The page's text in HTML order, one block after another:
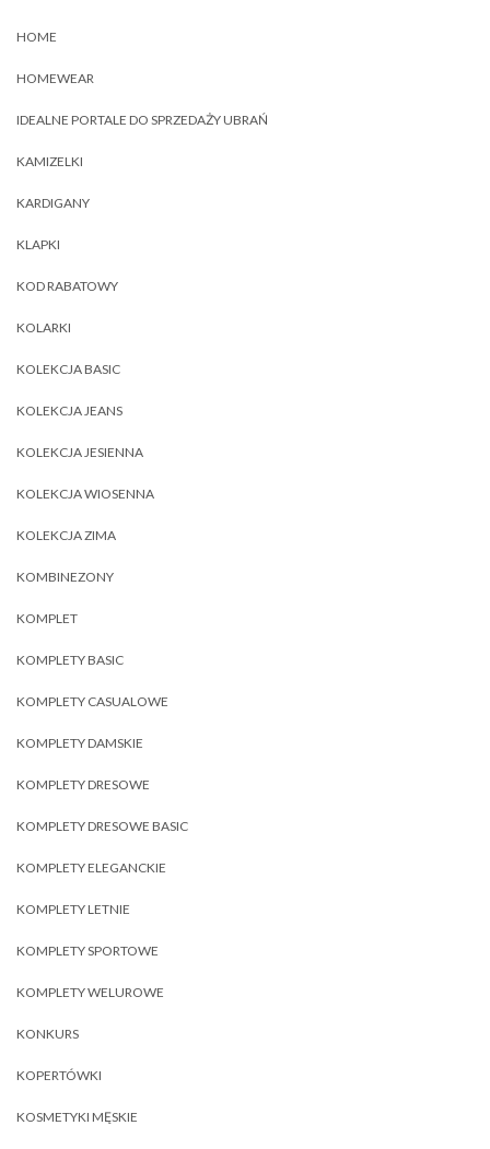
HOME
HOMEWEAR
IDEALNE PORTALE DO SPRZEDAŻY UBRAŃ
KAMIZELKI
KARDIGANY
KLAPKI
KOD RABATOWY
KOLARKI
KOLEKCJA BASIC
KOLEKCJA JEANS
KOLEKCJA JESIENNA
KOLEKCJA WIOSENNA
KOLEKCJA ZIMA
KOMBINEZONY
KOMPLET
KOMPLETY BASIC
KOMPLETY CASUALOWE
KOMPLETY DAMSKIE
KOMPLETY DRESOWE
KOMPLETY DRESOWE BASIC
KOMPLETY ELEGANCKIE
KOMPLETY LETNIE
KOMPLETY SPORTOWE
KOMPLETY WELUROWE
KONKURS
KOPERTÓWKI
KOSMETYKI MĘSKIE